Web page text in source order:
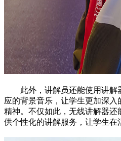
此外，讲解员还能使用讲
应的背景音乐，让学生更加深
精神。不仅如此，无线讲解器
供个性化的讲解服务，让学生在